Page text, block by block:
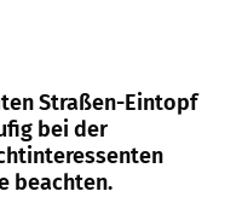
Straßen-Eintopf
bei der
beachten.